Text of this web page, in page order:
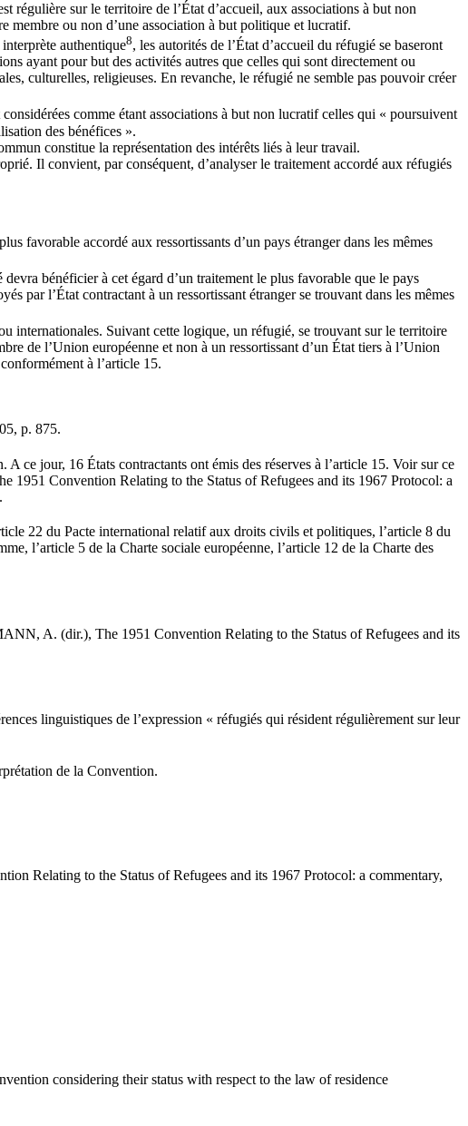
régulière sur le territoire de l’État d’accueil, aux associations à but non
membre ou non d’une association à but politique et lucratif.
authentique8, les autorités de l’État d’accueil du réfugié se baseront
ayant pour but des activités autres que celles qui sont directement ou
culturelles, religieuses. En revanche, le réfugié ne semble pas pouvoir créer
comme étant associations à but non lucratif celles qui « poursuivent
des bénéfices ».
constitue la représentation des intérêts liés à leur travail.
Il convient, par conséquent, d’analyser le traitement accordé aux réfugiés
favorable accordé aux ressortissants d’un pays étranger dans les mêmes
bénéficier à cet égard d’un traitement le plus favorable que le pays
par l’État contractant à un ressortissant étranger se trouvant dans les mêmes
internationales. Suivant cette logique, un réfugié, se trouvant sur le territoire
de l’Union européenne et non à un ressortissant d’un État tiers à l’Union
à l’article 15.
p. 875.
ce jour, 16 États contractants ont émis des réserves à l’article 15. Voir sur ce
Convention Relating to the Status of Refugees and its 1967 Protocol: a
22 du Pacte international relatif aux droits civils et politiques, l’article 8 du
l’article 5 de la Charte sociale européenne, l’article 12 de la Charte des
A. (dir.), The 1951 Convention Relating to the Status of Refugees and its
linguistiques de l’expression « réfugiés qui résident régulièrement sur leur
de la Convention.
Relating to the Status of Refugees and its 1967 Protocol: a commentary,
considering their status with respect to the law of residence